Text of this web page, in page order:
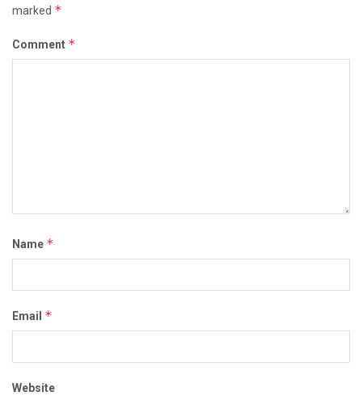
marked *
Comment *
Name *
Email *
Website